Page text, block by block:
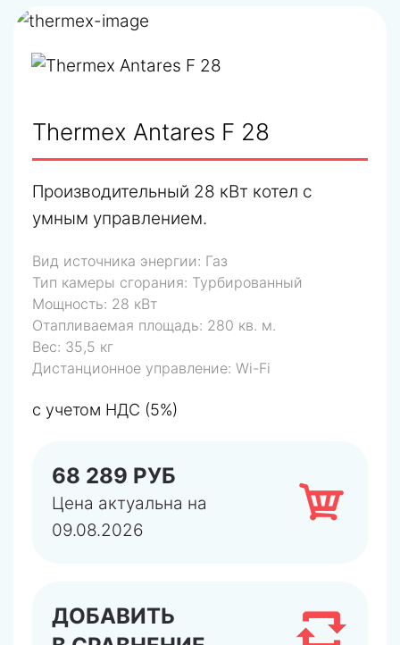
Thermex Antares F 28
Производительный 28 кВт котел с
умным управлением.
Вид источника энергии: Газ
Тип камеры сгорания: Турбированный
Мощность: 28 кВт
Отапливаемая площадь: 280 кв. м.
Вес: 35,5 кг
Дистанционное управление: Wi-Fi
с учетом НДС (5%)
68 289 РУБ
Цена актуальна на
09.08.2026
ДОБАВИТЬ